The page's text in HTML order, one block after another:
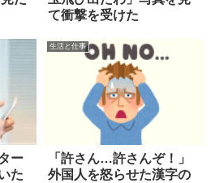
て衝撃を受けた
ー
た
生活と仕事
「許さん…許さんぞ！」
外国人を怒らせた漢字の